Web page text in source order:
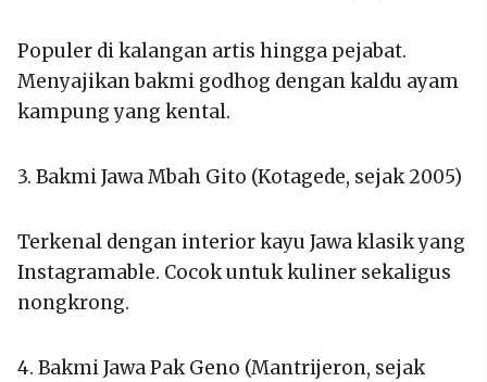
Populer di kalangan artis hingga pejabat.
Menyajikan bakmi godhog dengan kaldu ayam
kampung yang kental.
3. Bakmi Jawa Mbah Gito (Kotagede, sejak 2005)
Terkenal dengan interior kayu Jawa klasik yang
Instagramable. Cocok untuk kuliner sekaligus
nongkrong.
4. Bakmi Jawa Pak Geno (Mantrijeron, sejak